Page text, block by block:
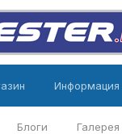
Блоги Галерея
Информация